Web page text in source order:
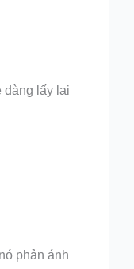
dàng lấy lại
phản ánh